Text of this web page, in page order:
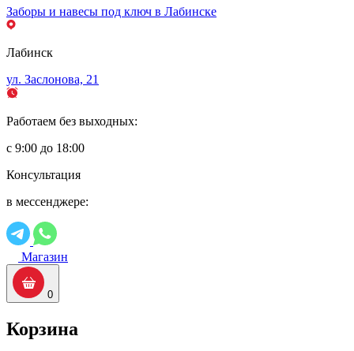
Заборы и навесы под ключ в Лабинске
Лабинск
ул. Заслонова, 21
Работаем без выходных:
с 9:00 до 18:00
Консультация
в мессенджере:
Магазин
0
Корзина